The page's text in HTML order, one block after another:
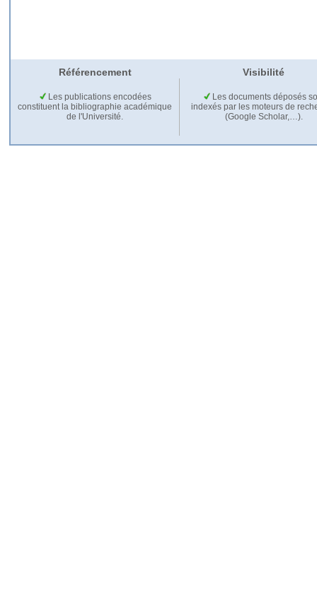
Référencement Visibilité
Les publications encodées
constituent la bibliographie académique
de l'Université.
Les documents déposés
indexés par les moteurs de
(Google Scholar,…).